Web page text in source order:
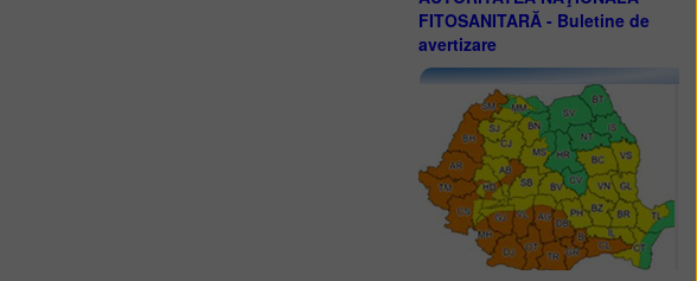
FITOSANITARĂ - Buletine de
avertizare